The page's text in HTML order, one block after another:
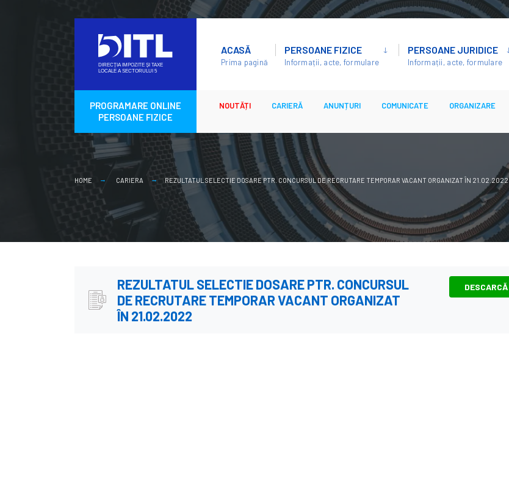
content
ACASĂ
Prima pagină
PERSOANE FIZICE
Informații, acte, formulare
PERSOANE JURIDICE
Informații, acte, formulare
PROGRAMARE ONLINE
PERSOANE FIZICE
NOUTĂȚI CARIERĂ ANUNȚURI COMUNICATE ORGANIZARE
HOME CARIERA REZULTATUL SELECTIE DOSARE PTR. CONCURSUL DE RECRUTARE TEMPORAR VACANT ORGANIZAT ÎN 21.02.2022
REZULTATUL SELECTIE DOSARE PTR. CONCURSUL
DE RECRUTARE TEMPORAR VACANT ORGANIZAT
ÎN 21.02.2022
DESCARCĂ